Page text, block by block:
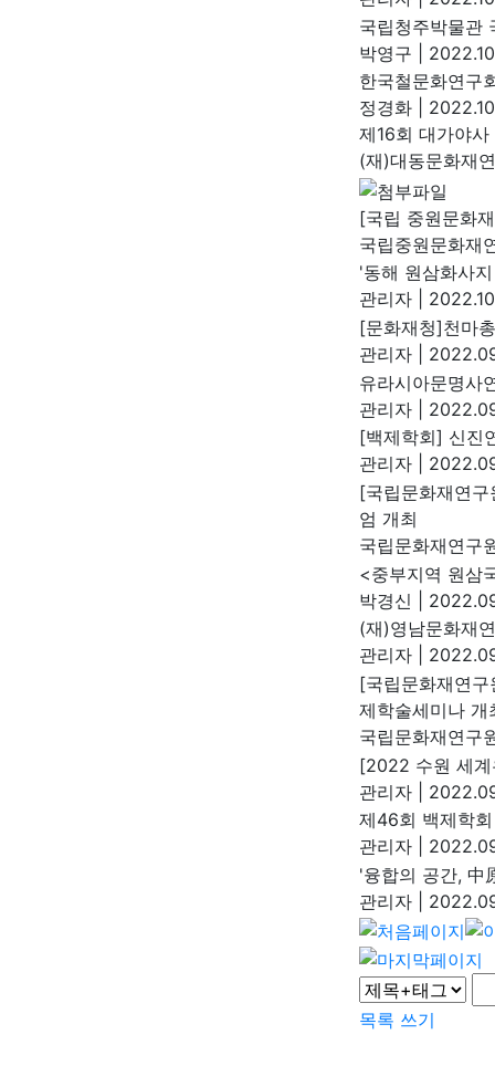
국립청주박물관
박영구
한국철문화연구
정경화
제16회 대가야
(재)대동문화재
[국립 중원문화
국립중원문화재
'동해 원삼화사
관리자
[문화재청]천마
관리자
유라시아문명사
관리자
[백제학회] 신진
관리자
[국립문화재연
엄 개최
국립문화재연구
<중부지역 원삼
박경신
(재)영남문화재
관리자
[국립문화재연
제학술세미나 개
국립문화재연구
[2022 수원 세
관리자
제46회 백제학
관리자
'융합의 공간, 中
관리자
목록 쓰기